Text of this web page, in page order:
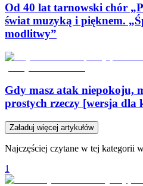
Od 40 lat tarnowski chór
świat muzyką i pięknem.
modlitwy”
Gdy masz atak niepokoju,
prostych rzeczy [wersja dla
Załaduj więcej artykułów
Najczęściej czytane w tej kategorii
1